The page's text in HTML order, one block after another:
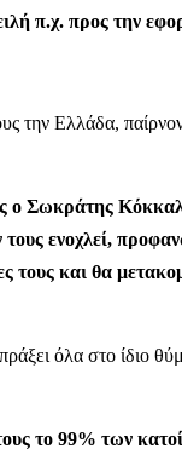
π.χ. προς την
την Ελλάδα,
ο Σωκράτης
ενοχλεί,
τους και θα
όλα στο ίδιο
το 99% των